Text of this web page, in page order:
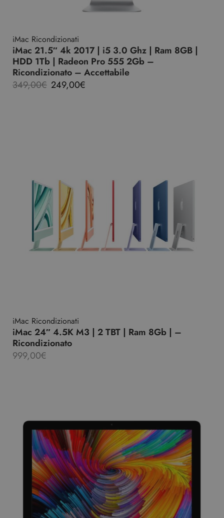
iMac Ricondizionati
iMac 21.5″ 4k 2017 | i5 3.0 Ghz | Ram 8GB |
HDD 1Tb | Radeon Pro 555 2Gb –
Ricondizionato – Accettabile
349,00€ 249,00€
iMac Ricondizionati
iMac 24″ 4.5K M3 | 2 TBT | Ram 8Gb | –
Ricondizionato
999,00€